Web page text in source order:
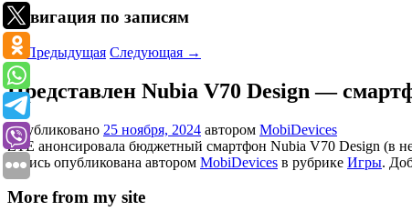
Навигация по записям
←Предыдущая Следующая →
Представлен Nubia V70 Design —
Опубликовано 25 ноября, 2024 автором MobiDevices
ZTE анонсировала бюджетный смартфон Nubia V70 Design (в
Запись опубликована автором MobiDevices в рубрике Игры.
More from my site